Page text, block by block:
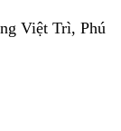
Việt Trì, Phú